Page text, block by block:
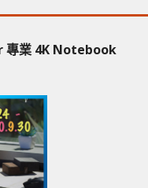
專業 4K Notebook